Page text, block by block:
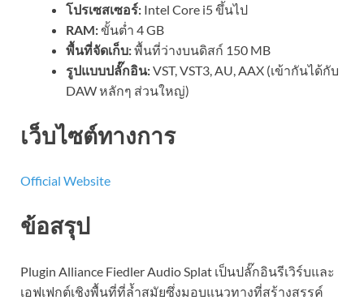
โปรเซสเซอร์: Intel Core i5 ขึ้นไป
RAM:ขั้นต่ำ 4 GB
พื้นที่จัดเก็บ:พื้นที่ว่างบนดิสก์ 150 MB
รูปแบบปลั๊กอิน:VST, VST3, AU, AAX (เข้ากันได้กับ
DAW หลักๆ ส่วนใหญ่)
เว็บไซต์ทางการ
Official Website
ข้อสรุป
Plugin Alliance Fiedler Audio Splat เป็นปลั๊กอินรีเวิร์บและ
เอฟเฟกต์เชิงพื้นที่ที่ล้ำสมัยซึ่งมอบแนวทางที่สร้างสรรค์